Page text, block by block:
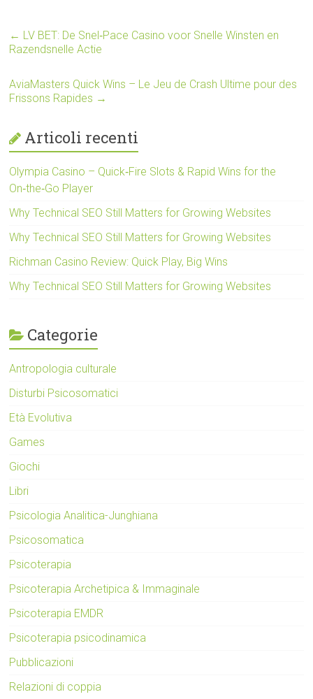
← LV BET: De Snel‑Pace Casino voor Snelle Winsten en
Razendsnelle Actie
AviaMasters Quick Wins – Le Jeu de Crash Ultime pour des
Frissons Rapides →
Articoli recenti
Olympia Casino – Quick‑Fire Slots & Rapid Wins for the
On‑the‑Go Player
Why Technical SEO Still Matters for Growing Websites
Why Technical SEO Still Matters for Growing Websites
Richman Casino Review: Quick Play, Big Wins
Why Technical SEO Still Matters for Growing Websites
Categorie
Antropologia culturale
Disturbi Psicosomatici
Età Evolutiva
Games
Giochi
Libri
Psicologia Analitica-Junghiana
Psicosomatica
Psicoterapia
Psicoterapia Archetipica & Immaginale
Psicoterapia EMDR
Psicoterapia psicodinamica
Pubblicazioni
Relazioni di coppia